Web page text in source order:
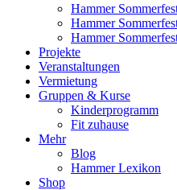
Hammer
Hammer
Hammer
Projekte
Veranstaltungen
Vermietung
Gruppen & Kurse
Kinderprogramm
Fit zuhause
Mehr
Blog
Hammer Lexikon
Shop